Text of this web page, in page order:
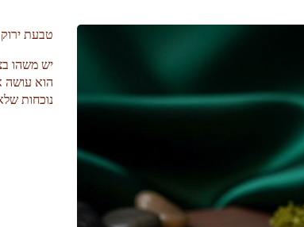
טבעת
​יש משהו
הוא עושה
נוכחות